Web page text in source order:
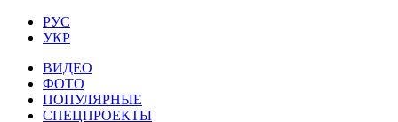
РУС
УКР
ВИДЕО
ФОТО
ПОПУЛЯРНЫЕ
СПЕЦПРОЕКТЫ